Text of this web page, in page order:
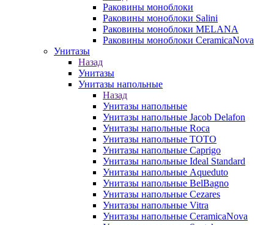
Раковины моноблоки
Раковины моноблоки Salini
Раковины моноблоки MELANA
Раковины моноблоки CeramicaNova
Унитазы
Назад
Унитазы
Унитазы напольные
Назад
Унитазы напольные
Унитазы напольные Jacob Delafon
Унитазы напольные Roca
Унитазы напольные TOTO
Унитазы напольные Caprigo
Унитазы напольные Ideal Standard
Унитазы напольные Aqueduto
Унитазы напольные BelBagno
Унитазы напольные Cezares
Унитазы напольные Vitra
Унитазы напольные CeramicaNova